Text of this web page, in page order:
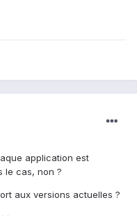
application est
le cas, non ?
aux versions actuelles ?